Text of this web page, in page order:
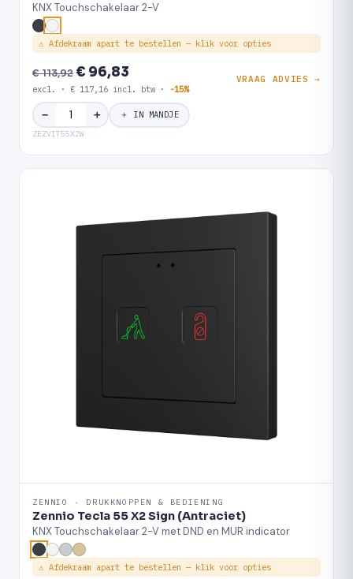
KNX Touchschakelaar 2-V
⚠ Afdekraam apart te bestellen — klik voor opties
€ 113,92€ 96,83
excl. · € 117,16 incl. btw · -15%
VRAAG ADVIES →
− ＋ ＋ IN MANDJE
ZEZVIT55X2W
ZENNIO · DRUKKNOPPEN & BEDIENING
Zennio Tecla 55 X2 Sign (Antraciet)
KNX Touchschakelaar 2-V met DND en MUR indicator
⚠ Afdekraam apart te bestellen — klik voor opties